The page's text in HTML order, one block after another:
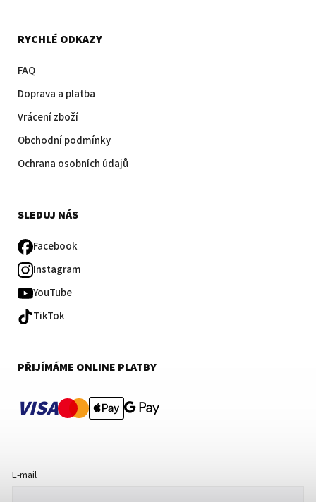
RYCHLÉ ODKAZY
FAQ
Doprava a platba
Vrácení zboží
Obchodní podmínky
Ochrana osobních údajů
SLEDUJ NÁS
Facebook
Instagram
YouTube
TikTok
PŘIJÍMÁME ONLINE PLATBY
VISA
E-mail